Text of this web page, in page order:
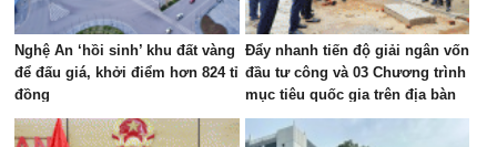
Nghệ An ‘hồi sinh’ khu đất vàng
để đấu giá, khởi điểm hơn 824 tỉ
đồng
Đẩy nhanh tiến độ giải ngân vốn
đầu tư công và 03 Chương trình
mục tiêu quốc gia trên địa bàn
các xã khu vực Tân Kỳ